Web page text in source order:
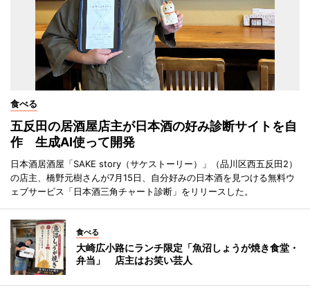
食べる
五反田の居酒屋店主が日本酒の好み診断サイトを自
作 生成AI使って開発
日本酒居酒屋「SAKE story（サケストーリー）」（品川区西五反田2）
の店主、橋野元樹さんが7月15日、自分好みの日本酒を見つける無料ウ
ェブサービス「日本酒三角チャート診断」をリリースした。
食べる
大崎広小路にランチ限定「魚沼しょうが焼き食堂・
弁当」 店主はお笑い芸人